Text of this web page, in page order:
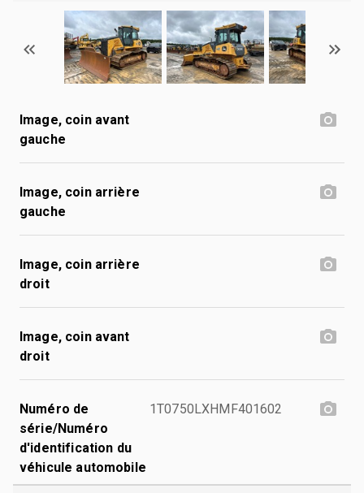
Image, coin avant
gauche
Image, coin arrière
gauche
Image, coin arrière
droit
Image, coin avant
droit
Numéro de
série/Numéro
d'identification du
véhicule automobile
1T0750LXHMF401602